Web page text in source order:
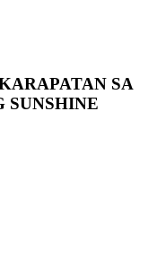
SA
SUNSHINE